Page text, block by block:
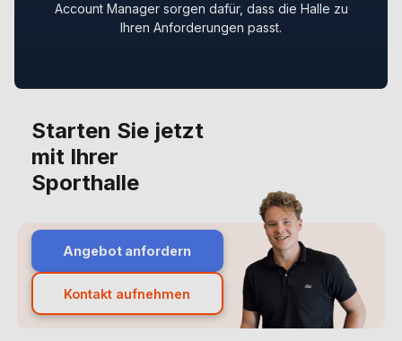
Account Manager sorgen dafür, dass die Halle zu
Ihren Anforderungen passt.
Starten Sie jetzt
mit Ihrer
Sporthalle
Angebot anfordern
Kontakt aufnehmen